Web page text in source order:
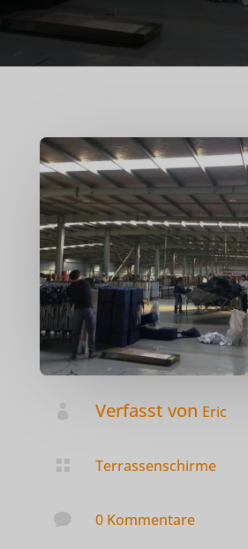
Verfasst von Eric
 Terrassenschirme
 0 Kommentare